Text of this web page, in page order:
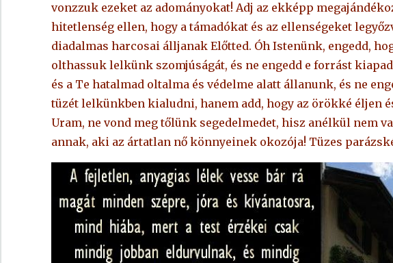
vonzzuk ezeket az adományokat! Adj az ekképp
hitetlenség ellen, hogy a támadókat és az ellenségeket
diadalmas harcosai álljanak Előtted. Óh Istenünk, engedd,
olthassuk lelkünk szomjúságát, és ne engedd e forrást
és a Te hatalmad oltalma és védelme alatt állanunk, és ne
tüzét lelkünkben kialudni, hanem add, hogy az örökké éljen
Uram, ne vond meg tőlünk segedelmedet, hisz anélkül nem
annak, aki az ártatlan nő könnyeinek okozója! Tüzes